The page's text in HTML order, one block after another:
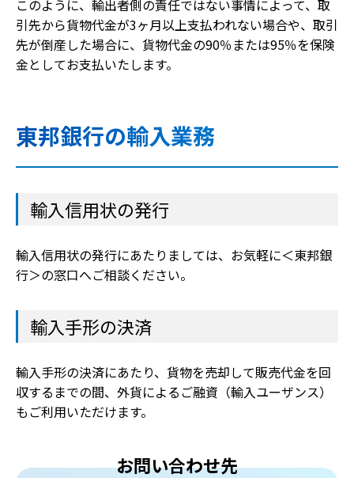
このように、輸出者側の責任ではない事情によって、取
引先から貨物代金が3ヶ月以上支払われない場合や、取引
先が倒産した場合に、貨物代金の90％または95％を保険
金としてお支払いたします。
東邦銀行の輸入業務
輸入信用状の発行
輸入信用状の発行にあたりましては、お気軽に＜東邦銀
行＞の窓口へご相談ください。
輸入手形の決済
輸入手形の決済にあたり、貨物を売却して販売代金を回
収するまでの間、外貨によるご融資（輸入ユーザンス）
もご利用いただけます。
お問い合わせ先